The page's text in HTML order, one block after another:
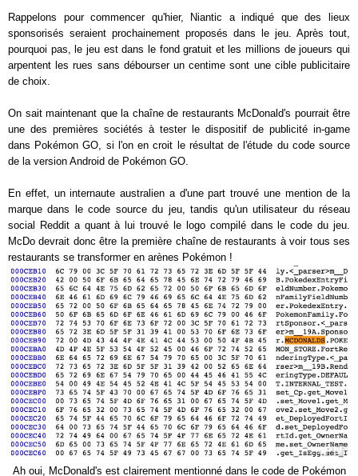
Rappelons pour commencer qu'hier, Niantic a indiqué que des lieux
sponsorisés seraient prochainement proposés dans le jeu. Après tout,
pourquoi pas, le jeu est dans le fond gratuit et les millions de joueurs qui
arpentent les rues sans débourser un centime sont une cible publicitaire
de choix.
On sait maintenant que la chaîne de restaurants McDonald's pourrait être
une des premières sociétés à tester le dispositif de publicité in-game
dans Pokémon GO, si l'on en croit le résultat de l'étude du code source
de la version Android de Pokémon GO.
En effet, un internaute australien a d'une part trouvé une mention de la
marque dans le code source du jeu, tandis qu'un utilisateur du réseau
social Reddit a quant à lui trouvé le logo compilé dans le code du jeu.
McDo devrait donc être la première chaîne de restaurants à voir tous ses
restaurants se transformer en arènes Pokémon !
Ah oui, McDonald's est clairement mentionné dans le code de Pokémon